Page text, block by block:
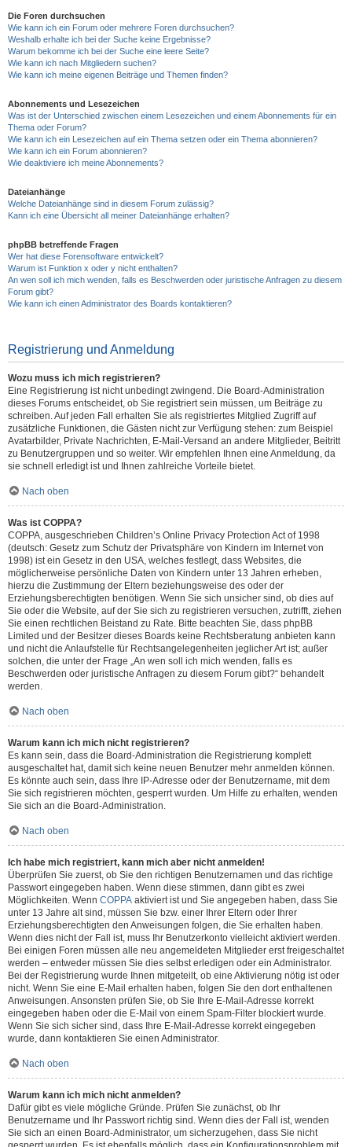
Die Foren durchsuchen
Wie kann ich ein Forum oder mehrere Foren durchsuchen?
Weshalb erhalte ich bei der Suche keine Ergebnisse?
Warum bekomme ich bei der Suche eine leere Seite?
Wie kann ich nach Mitgliedern suchen?
Wie kann ich meine eigenen Beiträge und Themen finden?
Abonnements und Lesezeichen
Was ist der Unterschied zwischen einem Lesezeichen und einem Abonnements für ein
Thema oder Forum?
Wie kann ich ein Lesezeichen auf ein Thema setzen oder ein Thema abonnieren?
Wie kann ich ein Forum abonnieren?
Wie deaktiviere ich meine Abonnements?
Dateianhänge
Welche Dateianhänge sind in diesem Forum zulässig?
Kann ich eine Übersicht all meiner Dateianhänge erhalten?
phpBB betreffende Fragen
Wer hat diese Forensoftware entwickelt?
Warum ist Funktion x oder y nicht enthalten?
An wen soll ich mich wenden, falls es Beschwerden oder juristische Anfragen zu diesem
Forum gibt?
Wie kann ich einen Administrator des Boards kontaktieren?
Registrierung und Anmeldung
Wozu muss ich mich registrieren?
Eine Registrierung ist nicht unbedingt zwingend. Die Board-Administration
dieses Forums entscheidet, ob Sie registriert sein müssen, um Beiträge zu
schreiben. Auf jeden Fall erhalten Sie als registriertes Mitglied Zugriff auf
zusätzliche Funktionen, die Gästen nicht zur Verfügung stehen: zum Beispiel
Avatarbilder, Private Nachrichten, E-Mail-Versand an andere Mitglieder, Beitritt
zu Benutzergruppen und so weiter. Wir empfehlen Ihnen eine Anmeldung, da
sie schnell erledigt ist und Ihnen zahlreiche Vorteile bietet.
Nach oben
Was ist COPPA?
COPPA, ausgeschrieben Children’s Online Privacy Protection Act of 1998
(deutsch: Gesetz zum Schutz der Privatsphäre von Kindern im Internet von
1998) ist ein Gesetz in den USA, welches festlegt, dass Websites, die
möglicherweise persönliche Daten von Kindern unter 13 Jahren erheben,
hierzu die Zustimmung der Eltern beziehungsweise des oder der
Erziehungsberechtigten benötigen. Wenn Sie sich unsicher sind, ob dies auf
Sie oder die Website, auf der Sie sich zu registrieren versuchen, zutrifft, ziehen
Sie einen rechtlichen Beistand zu Rate. Bitte beachten Sie, dass phpBB
Limited und der Besitzer dieses Boards keine Rechtsberatung anbieten kann
und nicht die Anlaufstelle für Rechtsangelegenheiten jeglicher Art ist; außer
solchen, die unter der Frage „An wen soll ich mich wenden, falls es
Beschwerden oder juristische Anfragen zu diesem Forum gibt?“ behandelt
werden.
Nach oben
Warum kann ich mich nicht registrieren?
Es kann sein, dass die Board-Administration die Registrierung komplett
ausgeschaltet hat, damit sich keine neuen Benutzer mehr anmelden können.
Es könnte auch sein, dass Ihre IP-Adresse oder der Benutzername, mit dem
Sie sich registrieren möchten, gesperrt wurden. Um Hilfe zu erhalten, wenden
Sie sich an die Board-Administration.
Nach oben
Ich habe mich registriert, kann mich aber nicht anmelden!
Überprüfen Sie zuerst, ob Sie den richtigen Benutzernamen und das richtige
Passwort eingegeben haben. Wenn diese stimmen, dann gibt es zwei
Möglichkeiten. Wenn COPPA aktiviert ist und Sie angegeben haben, dass Sie
unter 13 Jahre alt sind, müssen Sie bzw. einer Ihrer Eltern oder Ihrer
Erziehungsberechtigten den Anweisungen folgen, die Sie erhalten haben.
Wenn dies nicht der Fall ist, muss Ihr Benutzerkonto vielleicht aktiviert werden.
Bei einigen Foren müssen alle neu angemeldeten Mitglieder erst freigeschaltet
werden – entweder müssen Sie dies selbst erledigen oder ein Administrator.
Bei der Registrierung wurde Ihnen mitgeteilt, ob eine Aktivierung nötig ist oder
nicht. Wenn Sie eine E-Mail erhalten haben, folgen Sie den dort enthaltenen
Anweisungen. Ansonsten prüfen Sie, ob Sie Ihre E-Mail-Adresse korrekt
eingegeben haben oder die E-Mail von einem Spam-Filter blockiert wurde.
Wenn Sie sich sicher sind, dass Ihre E-Mail-Adresse korrekt eingegeben
wurde, dann kontaktieren Sie einen Administrator.
Nach oben
Warum kann ich mich nicht anmelden?
Dafür gibt es viele mögliche Gründe. Prüfen Sie zunächst, ob Ihr
Benutzername und Ihr Passwort richtig sind. Wenn dies der Fall ist, wenden
Sie sich an einen Board-Administrator, um sicherzugehen, dass Sie nicht